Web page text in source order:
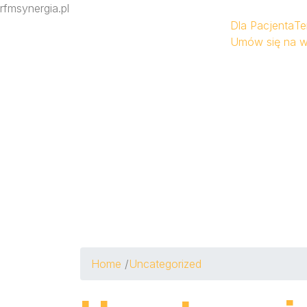
rfmsynergia.pl
Dla Pacjenta
Umów się na
Home /Uncategorized